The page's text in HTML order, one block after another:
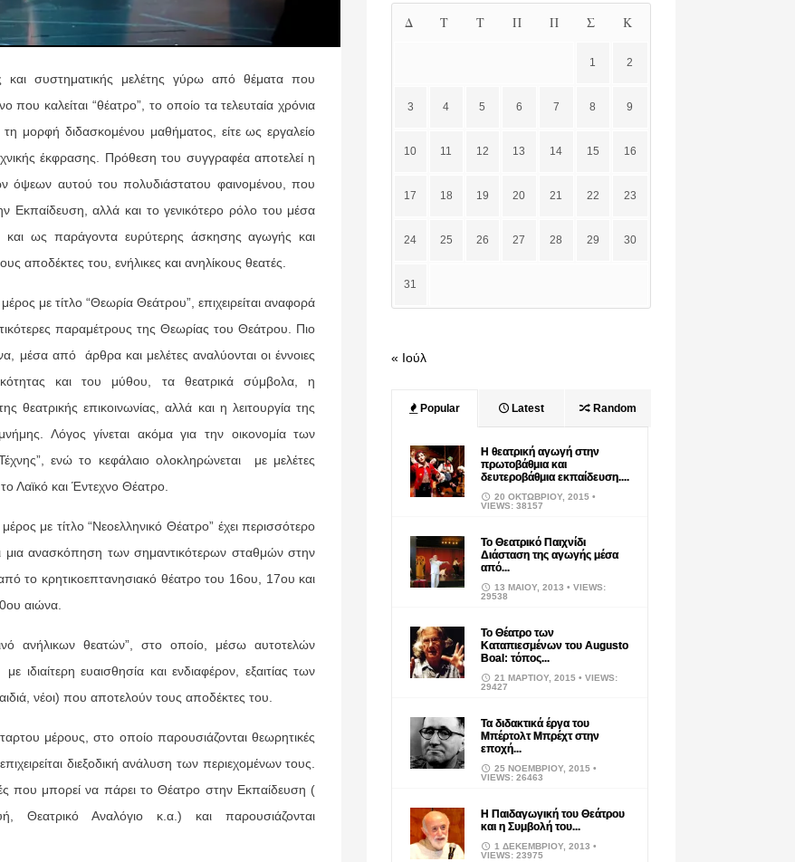
και συστηματικής μελέτης γύρω από θέματα που
που καλείται “θέατρο”, το οποίο τα τελευταία χρόνια
τη μορφή διδασκομένου μαθήματος, είτε ως εργαλείο
έκφρασης. Πρόθεση του συγγραφέα αποτελεί η
όψεων αυτού του πολυδιάστατου φαινομένου, που
αλλά και το γενικότερο ρόλο του μέσα
ως παράγοντα ευρύτερης άσκησης αγωγής και
αποδέκτες του, ενήλικες και ανηλίκους θεατές.
με τίτλο “Θεωρία Θεάτρου”, επιχειρείται αναφορά
παραμέτρους της Θεωρίας του Θεάτρου. Πιο
μέσα από άρθρα και μελέτες αναλύονται οι έννοιες
και του μύθου, τα θεατρικά σύμβολα, η
θεατρικής επικοινωνίας, αλλά και η λειτουργία της
Λόγος γίνεται ακόμα για την οικονομία των
ενώ το κεφάλαιο ολοκληρώνεται με μελέτες
το Λαϊκό και Έντεχνο Θέατρο.
με τίτλο “Νεοελληνικό Θέατρο” έχει περισσότερο
μια ανασκόπηση των σημαντικότερων σταθμών στην
το κρητικοεπτανησιακό θέατρο του 16ου, 17ου και
αιώνα.
ανήλικων θεατών”, στο οποίο, μέσω αυτοτελών
ιδιαίτερη ευαισθησία και ενδιαφέρον, εξαιτίας των
νέοι) που αποτελούν τους αποδέκτες του.
μέρους, στο οποίο παρουσιάζονται θεωρητικές
διεξοδική ανάλυση των περιεχομένων τους.
που μπορεί να πάρει το Θέατρο στην Εκπαίδευση (
Θεατρικό Αναλόγιο κ.α.) και παρουσιάζονται
Δ Τ Τ Π Π Σ Κ
1 2
3 4 5 6 7 8 9
10 11 12 13 14 15 16
17 18 19 20 21 22 23
24 25 26 27 28 29 30
31
« Ιούλ
Popular Latest Random
Η θεατρική αγωγή στην
πρωτοβάθμια και
δευτεροβάθμια εκπαίδευση....
20 ΟΚΤΩΒΡΊΟΥ, 2015 •
VIEWS: 38157
Το Θεατρικό Παιχνίδι
Διάσταση της αγωγής μέσα
από...
13 ΜΑΪ́ΟΥ, 2013 • VIEWS:
29538
Το Θέατρο των
Καταπιεσμένων του Augusto
Boal: τόπος...
21 ΜΑΡΤΊΟΥ, 2015 • VIEWS:
29427
Τα διδακτικά έργα του
Μπέρτολτ Μπρέχτ στην
εποχή...
25 ΝΟΕΜΒΡΊΟΥ, 2015 •
VIEWS: 26463
Η Παιδαγωγική του Θεάτρου
και η Συμβολή του...
1 ΔΕΚΕΜΒΡΊΟΥ, 2013 •
VIEWS: 23975